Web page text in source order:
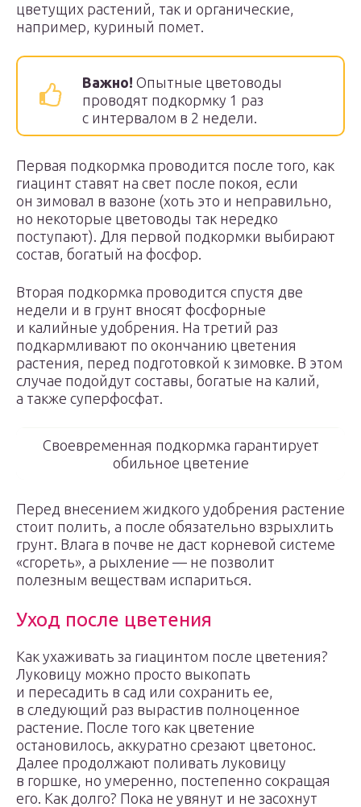
цветущих растений, так и органические,
например, куриный помет.
Важно! Опытные цветоводы
проводят подкормку 1 раз
с интервалом в 2 недели.
Первая подкормка проводится после того, как
гиацинт ставят на свет после покоя, если
он зимовал в вазоне (хоть это и неправильно,
но некоторые цветоводы так нередко
поступают). Для первой подкормки выбирают
состав, богатый на фосфор.
Вторая подкормка проводится спустя две
недели и в грунт вносят фосфорные
и калийные удобрения. На третий раз
подкармливают по окончанию цветения
растения, перед подготовкой к зимовке. В этом
случае подойдут составы, богатые на калий,
а также суперфосфат.
Своевременная подкормка гарантирует
обильное цветение
Перед внесением жидкого удобрения растение
стоит полить, а после обязательно взрыхлить
грунт. Влага в почве не даст корневой системе
«сгореть», а рыхление — не позволит
полезным веществам испариться.
Уход после цветения
Как ухаживать за гиацинтом после цветения?
Луковицу можно просто выкопать
и пересадить в сад или сохранить ее,
в следующий раз вырастив полноценное
растение. После того как цветение
остановилось, аккуратно срезают цветонос.
Далее продолжают поливать луковицу
в горшке, но умеренно, постепенно сокращая
его. Как долго? Пока не увянут и не засохнут